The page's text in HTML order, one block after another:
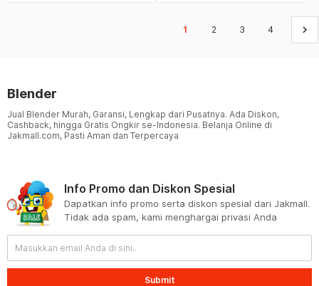
1 2 3 4 keyboard_arrow_right
Blender
Jual Blender Murah, Garansi, Lengkap dari Pusatnya. Ada Diskon,
Cashback, hingga Gratis Ongkir se-Indonesia. Belanja Online di
Jakmall.com, Pasti Aman dan Terpercaya
Info Promo dan Diskon Spesial
Dapatkan info promo serta diskon spesial dari Jakmall.
Tidak ada spam, kami menghargai privasi Anda
Submit